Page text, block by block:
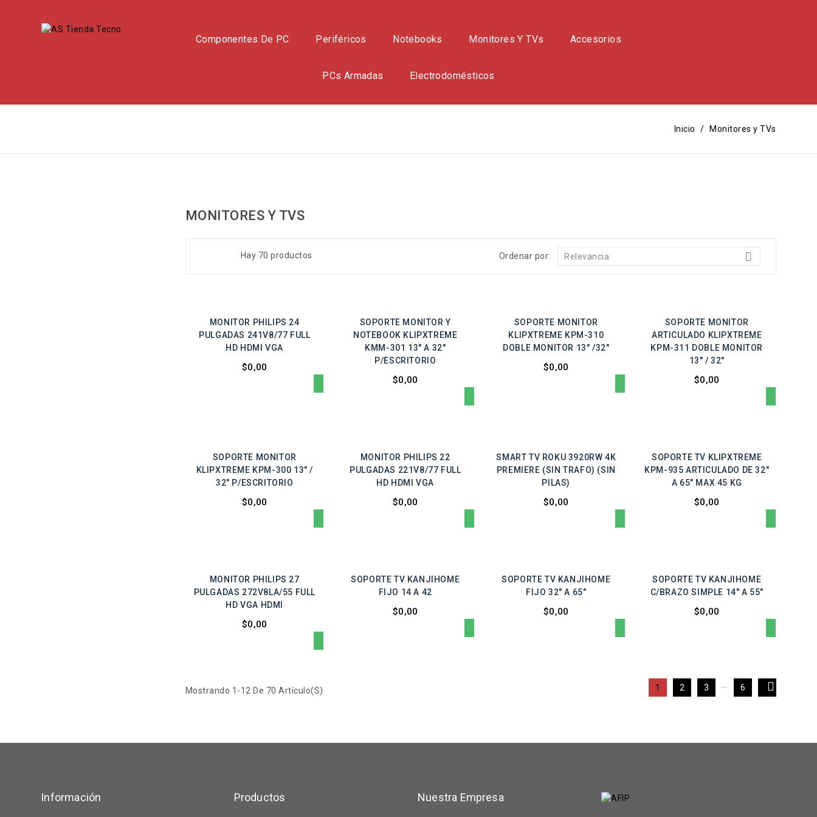
Componentes De PC Periféricos Notebooks Monitores Y TVs Accesorios
PCs Armadas Electrodomésticos
Inicio Monitores y TVs
MONITORES Y TVS
Hay 70 productos Ordenar por: Relevancia 
MONITOR PHILIPS 24
PULGADAS 241V8/77 FULL
HD HDMI VGA
$0,00
SOPORTE MONITOR Y
NOTEBOOK KLIPXTREME
KMM-301 13" A 32"
P/ESCRITORIO
$0,00
SOPORTE MONITOR
KLIPXTREME KPM-310
DOBLE MONITOR 13" /32"
$0,00
SOPORTE MONITOR
ARTICULADO KLIPXTREME
KPM-311 DOBLE MONITOR
13" / 32"
$0,00
SOPORTE MONITOR
KLIPXTREME KPM-300 13" /
32" P/ESCRITORIO
$0,00
MONITOR PHILIPS 22
PULGADAS 221V8/77 FULL
HD HDMI VGA
$0,00
SMART TV ROKU 3920RW 4K
PREMIERE (SIN TRAFO) (SIN
PILAS)
$0,00
SOPORTE TV KLIPXTREME
KPM-935 ARTICULADO DE 32"
A 65" MAX 45 KG
$0,00
MONITOR PHILIPS 27
PULGADAS 272V8LA/55 FULL
HD VGA HDMI
$0,00
SOPORTE TV KANJIHOME
FIJO 14 A 42
$0,00
SOPORTE TV KANJIHOME
FIJO 32" A 65"
$0,00
SOPORTE TV KANJIHOME
C/BRAZO SIMPLE 14" A 55"
$0,00
Mostrando 1-12 De 70 Artículo(s) 1 2 3 6 
Información Productos Nuestra Empresa